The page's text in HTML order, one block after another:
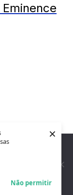
Não permitir
×
tenha a melhor
a usar este site,